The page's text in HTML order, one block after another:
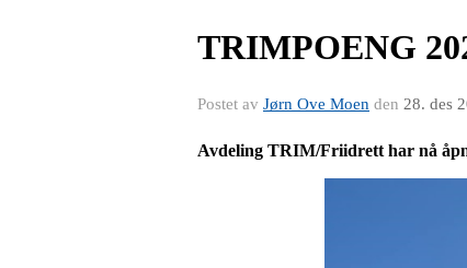
TRIMPOENG
Postet av Jørn Ove Moen den 28. des
Avdeling TRIM/Friidrett har nå